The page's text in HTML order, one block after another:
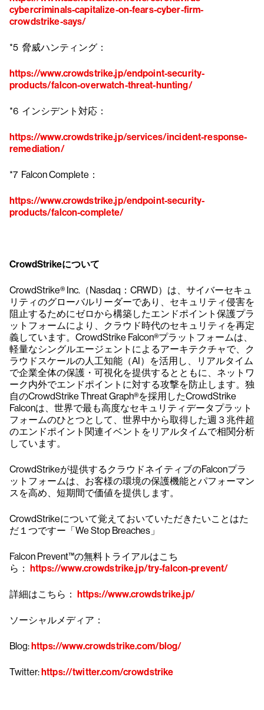
cybercriminals-capitalize-on-fears-cyber-firm-
crowdstrike-says/
*5 脅威ハンティング：
https://www.crowdstrike.jp/endpoint-security-
products/falcon-overwatch-threat-hunting/
*6 インシデント対応：
https://www.crowdstrike.jp/services/incident-response-
remediation/
*7 Falcon Complete：
https://www.crowdstrike.jp/endpoint-security-
products/falcon-complete/
CrowdStrikeについて
CrowdStrike® Inc.（Nasdaq：CRWD）は、サイバーセキュ
リティのグローバルリーダーであり、セキュリティ侵害を
阻止するためにゼロから構築したエンドポイント保護プラ
ットフォームにより、クラウド時代のセキュリティを再定
義しています。CrowdStrike Falcon®プラットフォームは、
軽量なシングルエージェントによるアーキテクチャで、ク
ラウドスケールの人工知能（AI）を活用し、リアルタイム
で企業全体の保護・可視化を提供するとともに、ネットワ
ーク内外でエンドポイントに対する攻撃を防止します。独
自のCrowdStrike Threat Graph®を採用したCrowdStrike
Falconは、世界で最も高度なセキュリティデータプラット
フォームのひとつとして、世界中から取得した週３兆件超
のエンドポイント関連イベントをリアルタイムで相関分析
しています。
CrowdStrikeが提供するクラウドネイティブのFalconプラ
ットフォームは、お客様の環境の保護機能とパフォーマン
スを高め、短期間で価値を提供します。
CrowdStrikeについて覚えておいていただきたいことはた
だ１つですー「We Stop Breaches」
Falcon Prevent™の無料トライアルはこち
ら： https://www.crowdstrike.jp/try-falcon-prevent/
詳細はこちら： https://www.crowdstrike.jp/
ソーシャルメディア：
Blog:https://www.crowdstrike.com/blog/
Twitter:https://twitter.com/crowdstrike